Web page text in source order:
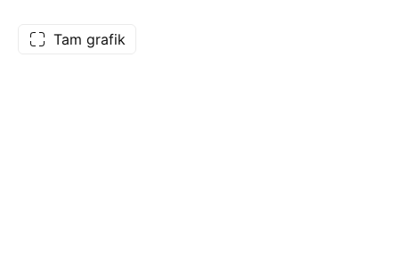
Tam grafik